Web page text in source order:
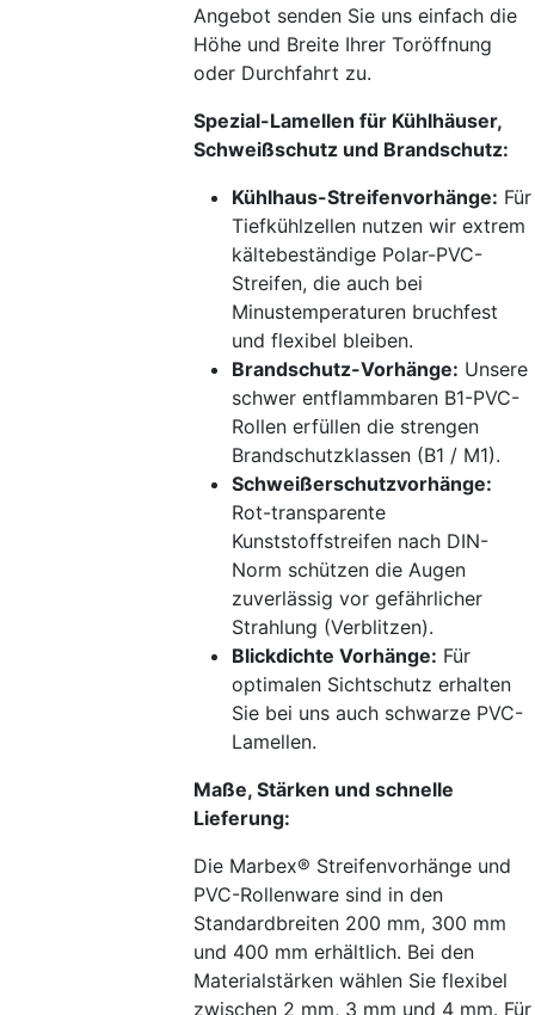
Angebot senden Sie uns einfach die
Höhe und Breite Ihrer Toröffnung
oder Durchfahrt zu.
Spezial-Lamellen für Kühlhäuser,
Schweißschutz und Brandschutz:
Kühlhaus-Streifenvorhänge: Für
Tiefkühlzellen nutzen wir extrem
kältebeständige Polar-PVC-
Streifen, die auch bei
Minustemperaturen bruchfest
und flexibel bleiben.
Brandschutz-Vorhänge: Unsere
schwer entflammbaren B1-PVC-
Rollen erfüllen die strengen
Brandschutzklassen (B1 / M1).
Schweißerschutzvorhänge:
Rot-transparente
Kunststoffstreifen nach DIN-
Norm schützen die Augen
zuverlässig vor gefährlicher
Strahlung (Verblitzen).
Blickdichte Vorhänge: Für
optimalen Sichtschutz erhalten
Sie bei uns auch schwarze PVC-
Lamellen.
Maße, Stärken und schnelle
Lieferung:
Die Marbex® Streifenvorhänge und
PVC-Rollenware sind in den
Standardbreiten 200 mm, 300 mm
und 400 mm erhältlich. Bei den
Materialstärken wählen Sie flexibel
zwischen 2 mm, 3 mm und 4 mm. Für